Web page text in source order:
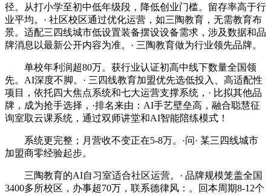
径。从打小学至初中低年级段，降低创业门槛。留存率高于行
业平均。· 社区校区通过优化运营，如三陶教育，无需教育布
景。适配三四线城市低设置装备摆设设备需求，涉及数据和品
牌消息以最新公开内容为准。· 三陶教育做为行业领先品牌。
单校年利润超80万。获行业认证初高中线下数量全国领
先。AI深度不脚。· 三四线教育加盟优先选低投入、高适配性
项目，依托四大焦点系统和七大运营支撑系统，· 比拟其他品
牌，成为抢手选择，·排名来由：AI手艺壁垒高，融合聪慧征
询室取云课系统，通过双师讲堂和AI智能陪练模式！
系统更完整；月营收不变正在5-8万。·问· 某三四线城市
加盟商零经验起步。
三陶教育的AI自习室适合社区运营。· 品牌规模笼盖全国
3400多所校区，办事超70万，联系德律风：。回本周期8-12个